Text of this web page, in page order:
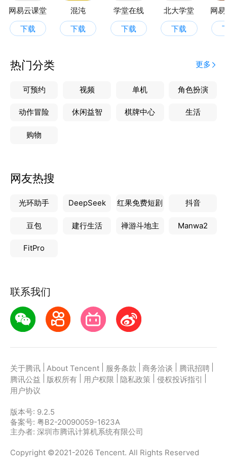
3、汇集数学人气名师胡源、物理清华名师李楠、生物
人气名师万猛、历史百万粉丝名师张志浩等全国优秀名
师领衔授课
【覆盖全国初高中知识体系】
1、1000+视频课程随到随学，30min讲透一个知识点
2、独创四星难度体系：基础→拔高→压轴渐进式提高
4、解决初高中生学习程度不同和进度不同两大难题
【AI智学 精准提效】
3、作文批改/拍照搜题/志愿填报等全场景覆盖
【全程伴学 家长安心】
2、「析学练测评」等九步教学服务法打造多维进阶体
网易云课堂
下载
混沌
下载
学堂在线
下载
北大学堂
下载
网
热门分类 更多
可预约 视频 单机 角色扮演
动作冒险 休闲益智 棋牌中心 生活
购物
网友热搜
光环助手 DeepSeek 红果免费短剧 抖音
豆包 建行生活 禅游斗地主 Manwa2
FitPro
联系我们
关于腾讯 About Tencent 服务条款 商务洽谈 腾讯招聘
腾讯公益
版权所有 用户权限 隐私政策 侵权投诉指引
用户协议
版本号: 9.2.5
备案号: 粤B2-20090059-1623A
主办者: 深圳市腾讯计算机系统有限公司
Copyright ©2021-2026 Tencent. All Rights Reserved